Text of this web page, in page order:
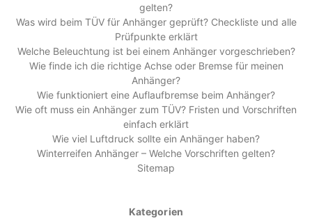
gelten?
Was wird beim TÜV für Anhänger geprüft? Checkliste und alle
Prüfpunkte erklärt
Welche Beleuchtung ist bei einem Anhänger vorgeschrieben?
Wie finde ich die richtige Achse oder Bremse für meinen
Anhänger?
Wie funktioniert eine Auflaufbremse beim Anhänger?
Wie oft muss ein Anhänger zum TÜV? Fristen und Vorschriften
einfach erklärt
Wie viel Luftdruck sollte ein Anhänger haben?
Winterreifen Anhänger – Welche Vorschriften gelten?
Sitemap
Kategorien